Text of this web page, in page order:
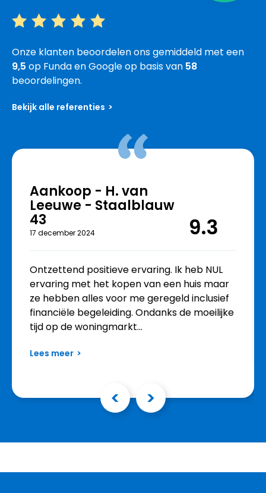
Onze klanten beoordelen ons gemiddeld met een
9,5 op Funda en Google op basis van 58
beoordelingen.
Bekijk alle referenties
Aankoop - H. van
Leeuwe - Staalblauw
43
17 december 2024 9.3
Ontzettend positieve ervaring. Ik heb NUL
ervaring met het kopen van een huis maar
ze hebben alles voor me geregeld inclusief
financiële begeleiding. Ondanks de moeilijke
tijd op de woningmarkt…
Lees meer